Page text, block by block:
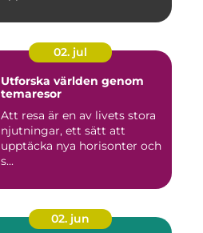
02. jul
Utforska världen genom
temaresor
Att resa är en av livets stora
njutningar, ett sätt att
upptäcka nya horisonter och
s...
02. jun